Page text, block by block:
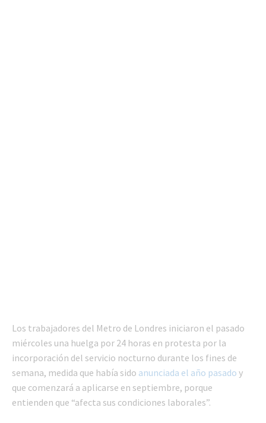
Los trabajadores del Metro de Londres iniciaron el pasado
miércoles una huelga por 24 horas en protesta por la
incorporación del servicio nocturno durante los fines de
semana, medida que había sido anunciada el año pasado y
que comenzará a aplicarse en septiembre, porque
entienden que “afecta sus condiciones laborales”.